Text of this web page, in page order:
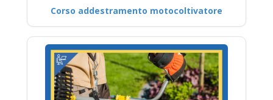
Corso addestramento motocoltivatore